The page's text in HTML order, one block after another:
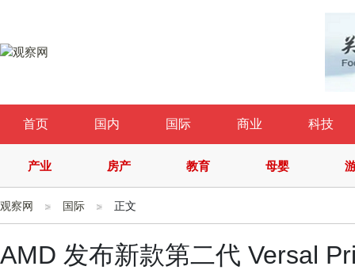
首页 国内 国际 商业 科技
产业 房产 教育 母婴
观察网 国际 正文
AMD 发布新款第二代 Versal